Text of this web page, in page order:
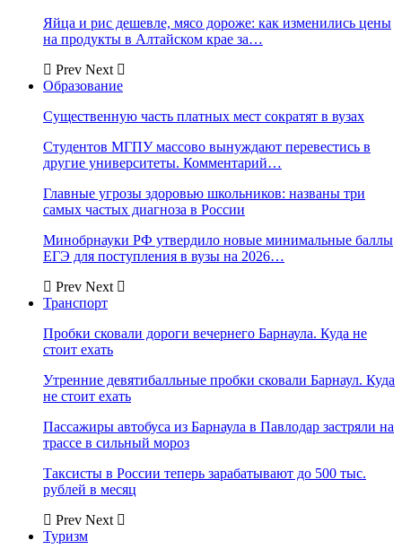
Яйца и рис дешевле, мясо дороже: как изменились цены
на продукты в Алтайском крае за…
Prev Next
Образование
Существенную часть платных мест сократят в вузах
Студентов МГПУ массово вынуждают перевестись в
другие университеты. Комментарий…
Главные угрозы здоровью школьников: названы три
самых частых диагноза в России
Минобрнауки РФ утвердило новые минимальные баллы
ЕГЭ для поступления в вузы на 2026…
Prev Next
Транспорт
Пробки сковали дороги вечернего Барнаула. Куда не
стоит ехать
Утренние девятибалльные пробки сковали Барнаул. Куда
не стоит ехать
Пассажиры автобуса из Барнаула в Павлодар застряли на
трассе в сильный мороз
Таксисты в России теперь зарабатывают до 500 тыс.
рублей в месяц
Prev Next
Туризм